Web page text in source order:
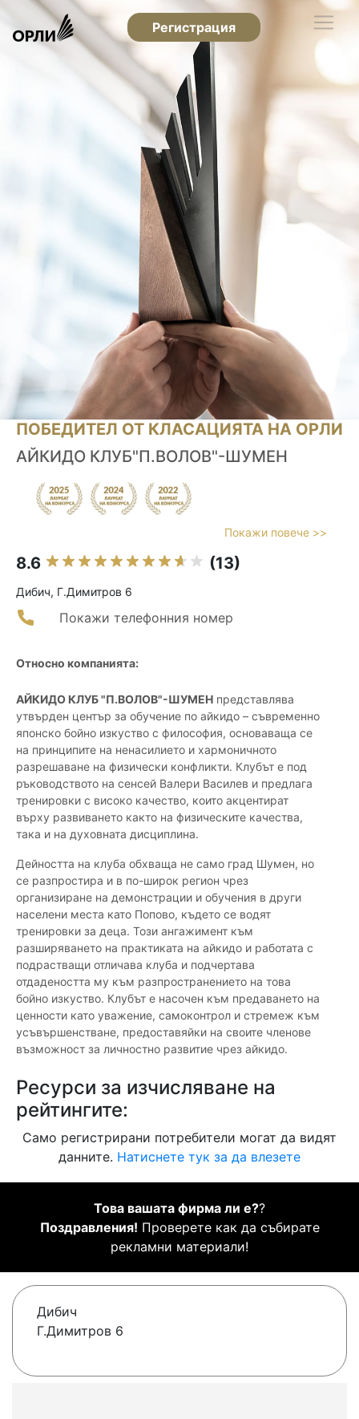
Регистрация
ПОБЕДИТЕЛ ОТ КЛАСАЦИЯТА НА ОРЛИ
АЙКИДО КЛУБ"П.ВОЛОВ"-ШУМЕН
Покажи повече >>
8.6 (13)
Дибич, Г.Димитров 6
Покажи телефонния номер
Относно компанията:
АЙКИДО КЛУБ "П.ВОЛОВ"-ШУМЕН представлява
утвърден център за обучение по айкидо – съвременно
японско бойно изкуство с философия, основаваща се
на принципите на ненасилието и хармоничното
разрешаване на физически конфликти. Клубът е под
ръководството на сенсей Валери Василев и предлага
тренировки с високо качество, които акцентират
върху развиването както на физическите качества,
така и на духовната дисциплина.
Дейността на клуба обхваща не само град Шумен, но
се разпростира и в по-широк регион чрез
организиране на демонстрации и обучения в други
населени места като Попово, където се водят
тренировки за деца. Този ангажимент към
разширяването на практиката на айкидо и работата с
подрастващи отличава клуба и подчертава
отдадеността му към разпространението на това
бойно изкуство. Клубът е насочен към предаването на
ценности като уважение, самоконтрол и стремеж към
усъвършенстване, предоставяйки на своите членове
възможност за личностно развитие чрез айкидо.
Ресурси за изчисляване на
рейтингите:
Само регистрирани потребители могат да видят
данните. Натиснете тук за да влезете
Това вашата фирма ли е??
Поздравления! Проверете как да събирате
рекламни материали!
Дибич
Г.Димитров 6